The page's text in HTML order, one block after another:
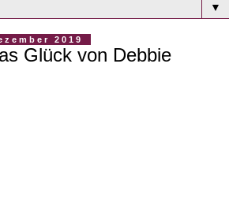
▼
2019
Glück von Debbie